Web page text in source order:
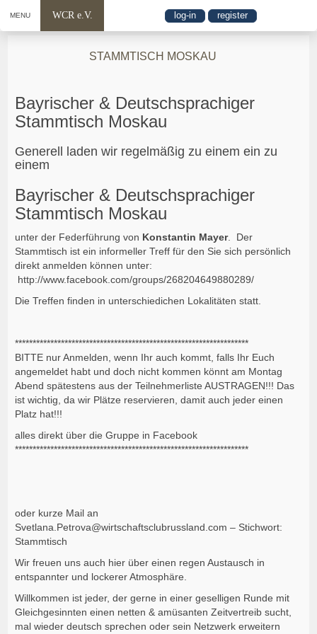
MENU WCR e.V. log-in register
STAMMTISCH MOSKAU
Bayrischer & Deutschsprachiger
Stammtisch Moskau
Generell laden wir regelmäßig zu einem ein zu
einem
Bayrischer & Deutschsprachiger
Stammtisch Moskau
unter der Federführung von Konstantin Mayer. Der
Stammtisch ist ein informeller Treff für den Sie sich persönlich
direkt anmelden können unter:
http://www.facebook.com/groups/268204649880289/
Die Treffen finden in unterschiedichen Lokalitäten statt.
******************************************************************
BITTE nur Anmelden, wenn Ihr auch kommt, falls Ihr Euch
angemeldet habt und doch nicht kommen könnt am Montag
Abend spätestens aus der Teilnehmerliste AUSTRAGEN!!! Das
ist wichtig, da wir Plätze reservieren, damit auch jeder einen
Platz hat!!!
alles direkt über die Gruppe in Facebook
******************************************************************
oder kurze Mail an
Svetlana.Petrova@wirtschaftsclubrussland.com – Stichwort:
Stammtisch
Wir freuen uns auch hier über einen regen Austausch in
entspannter und lockerer Atmosphäre.
Willkommen ist jeder, der gerne in einer geselligen Runde mit
Gleichgesinnten einen netten & amüsanten Zeitvertreib sucht,
mal wieder deutsch sprechen oder sein Netzwerk erweitern